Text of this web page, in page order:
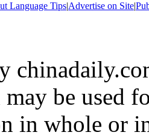
Language Tips|Advertise on Site|
be used
in whole or